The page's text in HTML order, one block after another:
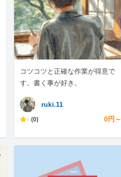
コツコツと正確な作業が得意で
す。書く事が好き。
ruki.11
- (0) 0円～